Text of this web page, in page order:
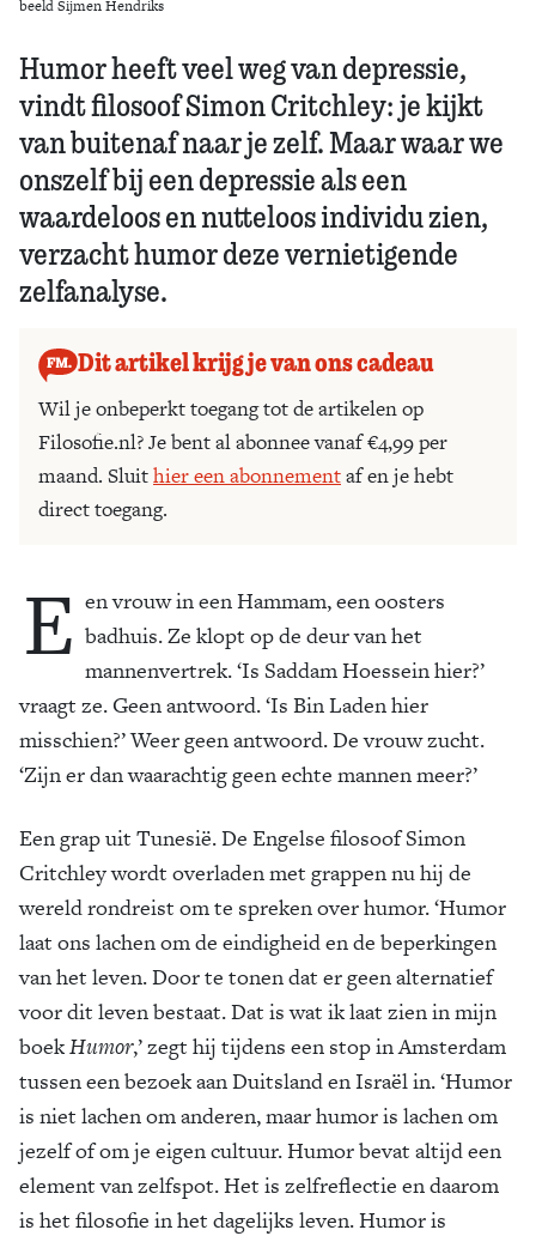
beeld Sijmen Hendriks
Humor heeft veel weg van depressie,
vindt filosoof Simon Critchley: je kijkt
van buitenaf naar je zelf. Maar waar we
onszelf bij een depressie als een
waardeloos en nutteloos individu zien,
verzacht humor deze vernietigende
zelfanalyse.
Dit artikel krijg je van ons cadeau
Wil je onbeperkt toegang tot de artikelen op
Filosofie.nl? Je bent al abonnee vanaf €4,99 per
maand. Sluithier een abonnementaf en je hebt
direct toegang.
E en vrouw in een Hammam, een oosters
badhuis. Ze klopt op de deur van het
mannenvertrek. ‘Is Saddam Hoessein hier?’
vraagt ze. Geen antwoord. ‘Is Bin Laden hier
misschien?’ Weer geen antwoord. De vrouw zucht.
‘Zijn er dan waarachtig geen echte mannen meer?’
Een grap uit Tunesië. De Engelse filosoof Simon
Critchley wordt overladen met grappen nu hij de
wereld rondreist om te spreken over humor. ‘Humor
laat ons lachen om de eindigheid en de beperkingen
van het leven. Door te tonen dat er geen alternatief
voor dit leven bestaat. Dat is wat ik laat zien in mijn
boekHumor,’ zegt hij tijdens een stop in Amsterdam
tussen een bezoek aan Duitsland en Israël in. ‘Humor
is niet lachen om anderen, maar humor is lachen om
jezelf of om je eigen cultuur. Humor bevat altijd een
element van zelfspot. Het is zelfreflectie en daarom
is het filosofie in het dagelijks leven. Humor is